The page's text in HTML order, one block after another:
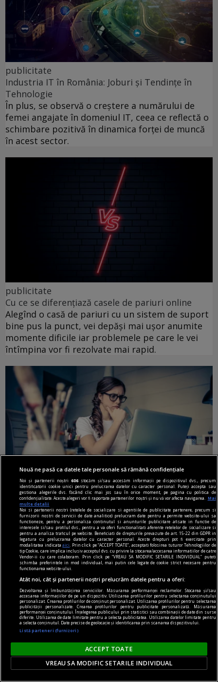
publicitate
Industria IT în România: Joburi și Tendințe în
Tehnologie
În plus, se observă o creștere a numărului de
femei angajate în domeniul IT, ceea ce reflectă o
schimbare pozitivă în dinamica forței de muncă
în acest sector.
publicitate
Cu ce se diferențiază casele de pariuri online
Alegînd o casă de pariuri cu un sistem de suport
bine pus la punct, vei depăși mai ușor anumite
momente dificile iar problemele pe care le vei
întîmpina vor fi rezolvate mai rapid.
publicitate
Stresul de sărbători. Cum să îi faci față mai ușor
Amintește-ți că cel mai potrivit cadou pentru
mama este, de cele mai multe ori, veselia și buna
dispoziție din ziua de Crăciun, cu toată familia la
masă.
Nouă ne pasă ca datele tale personale să rămână confidențiale
Noi și partenerii noștri606 stocăm și/sau accesăm informații pe dispozitivul dvs., precum
identificatorii cookie unici pentru prelucrarea datelor cu caracter personal. Puteți accepta sau
gestiona alegerile dvs. făcând clic mai jos sau în orice moment, pe pagina cu politica de
confidențialitate. Aceste alegeri vor fi raportate partenerilor noștri și nu vă vor afecta navigarea.
Mai
multe detalii
Noi si partenerii nostri (retelele de socializare si agentiile de publicitate partenere, precum si
furnizorii nostri de servicii de date analitice) prelucram date pentru a permite website-ului sa
functioneze, pentru a personaliza continutul si anunturile publicitare afisate in functie de
interesele si/sau profilul dvs., pentru a va oferi functionalitati aferente retelelor de socializare si
pentru a analiza traficul pe website. Beneficiati de drepturile prevazute de art. 15-22 din GDPR in
legatura cu prelucrarea datelor cu caracter personal. Aceste drepturi pot fi exercitate prin
modalitatea indicataaici
. Prin click pe “ACCEPT TOATE”, acceptati folosirea tuturor Tehnologiilor de
tip Cookie, care implica inclusiv acceptul dvs. cu privire la stocarea/accesarea informatiilor de catre
Vendor-ii cu care colaboram. Prin click pe “VREAU SA MODIFIC SETARILE INDIVIDUAL” puteti
schimba preferintele in mod individual, mai putin cele legate de cookie strict necesare pentru
functionarea website-ului.
Atât noi, cât și partenerii noștri prelucrăm datele pentru a oferi:
Dezvoltarea și îmbunătățirea serviciilor. Măsurarea performanței reclamelor. Stocarea și/sau
accesarea informațiilor de pe un dispozitiv. Utilizarea profilurilor pentru selectarea conținutului
personalizat. Crearea profilurilor de conținut personalizat. Utilizarea profilurilor pentru selectarea
publicității personalizate. Crearea profilurilor pentru publicitate personalizată. Măsurarea
performanței conținutului. Înțelegerea publicului prin statistici sau combinații de date din surse
diferite. Utilizarea de date limitate pentru a selecta publicitatea. Utilizarea datelor limitate pentru
a selecta conținutul. Date precise de geolocație și identificarea prin scanarea dispozitivului.
Listă parteneri (furnizori)
ACCEPT TOATE
VREAU SA MODIFIC SETARILE INDIVIDUAL